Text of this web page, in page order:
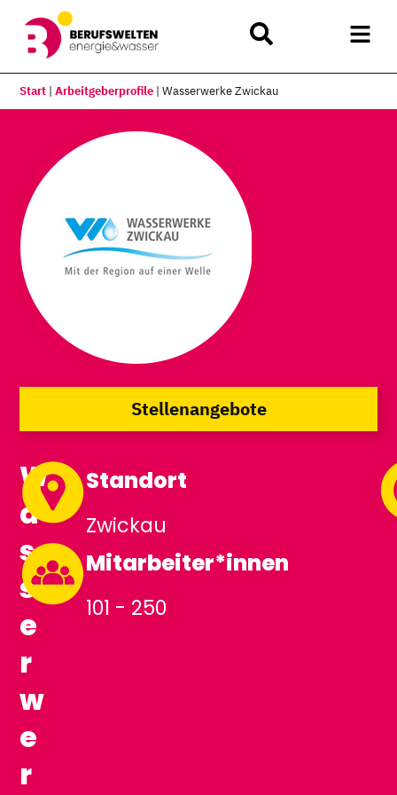
Start |Arbeitgeberprofile |Wasserwerke Zwickau
Stellenangebote
W
a
s
s
e
r
w
e
r
Standort
Zwickau
Mitarbeiter*innen
101 - 250